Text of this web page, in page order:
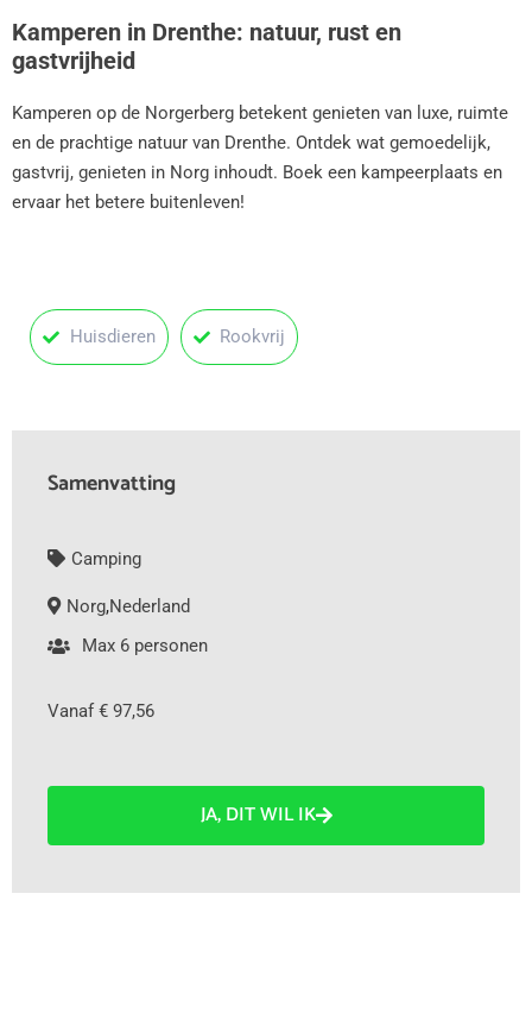
Kamperen in Drenthe: natuur, rust en
gastvrijheid
Kamperen op de Norgerberg betekent genieten van luxe, ruimte
en de prachtige natuur van Drenthe. Ontdek wat gemoedelijk,
gastvrij, genieten in Norg inhoudt. Boek een kampeerplaats en
ervaar het betere buitenleven!
Huisdieren Rookvrij
Samenvatting
Camping
Norg,Nederland
Max 6 personen
Vanaf € 97,56
JA, DIT WIL IK